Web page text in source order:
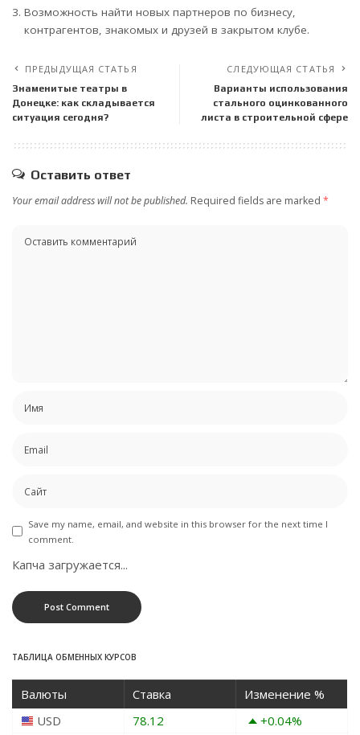
Возможность найти новых партнеров по бизнесу,
контрагентов, знакомых и друзей в закрытом клубе.
ПРЕДЫДУЩАЯ СТАТЬЯ
Знаменитые театры в
Донецке: как складывается
ситуация сегодня?
СЛЕДУЮЩАЯ СТАТЬЯ
Варианты использования
стального оцинкованного
листа в строительной сфере
Оставить ответ
Your email address will not be published. Required fields are marked *
Save my name, email, and website in this browser for the next time I
comment.
Капча загружается...
ТАБЛИЦА ОБМЕННЫХ КУРСОВ
Валюты Ставка
Изменение %
USD
78.12 +0.04%